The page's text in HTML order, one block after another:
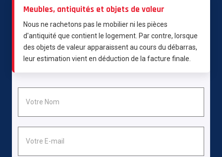
Meubles, antiquités et objets de valeur
Nous ne rachetons pas le mobilier ni les pièces
d'antiquité que contient le logement. Par contre, lorsque
des objets de valeur apparaissent au cours du débarras,
leur estimation vient en déduction de la facture finale.